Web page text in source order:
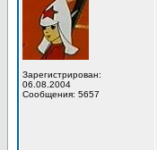
Зарегистрирован:
06.08.2004
Сообщения: 5657